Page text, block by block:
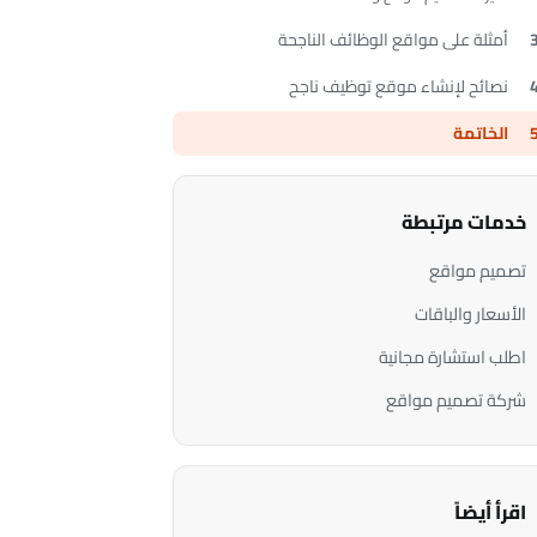
أمثلة على مواقع الوظائف الناجحة
نصائح لإنشاء موقع توظيف ناجح
الخاتمة
خدمات مرتبطة
تصميم مواقع
الأسعار والباقات
اطلب استشارة مجانية
شركة تصميم مواقع
اقرأ أيضاً